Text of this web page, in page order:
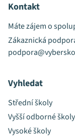
Kontakt
Máte zájem o
Zákaznická
Vyhledat
Střední školy
Vyšší odborné školy
Vysoké školy